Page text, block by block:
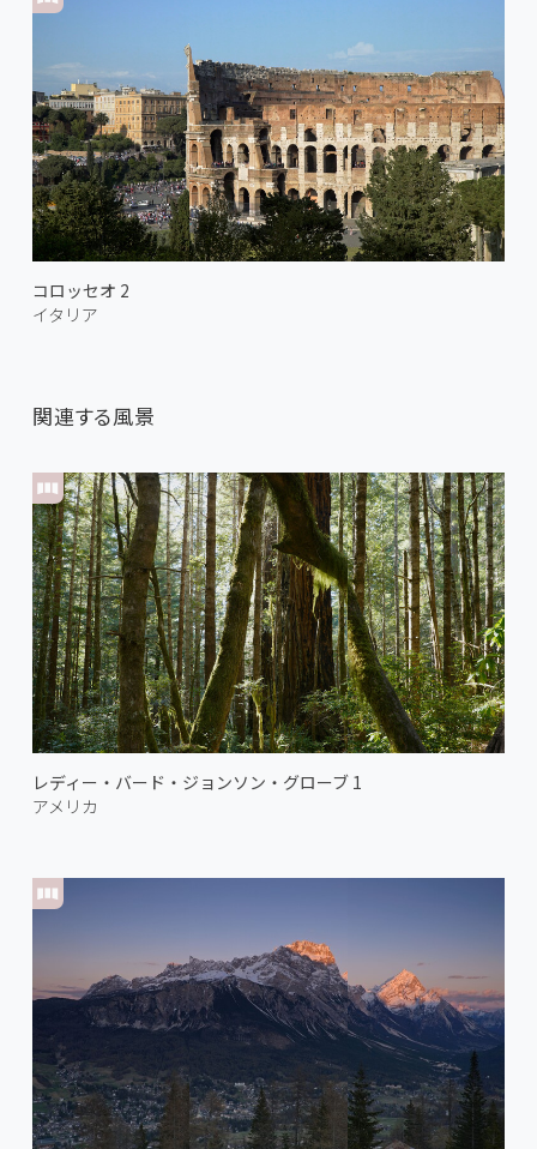
コロッセオ 2
イタリア
関連する風景
レディー・バード・ジョンソン・グローブ 1
アメリカ